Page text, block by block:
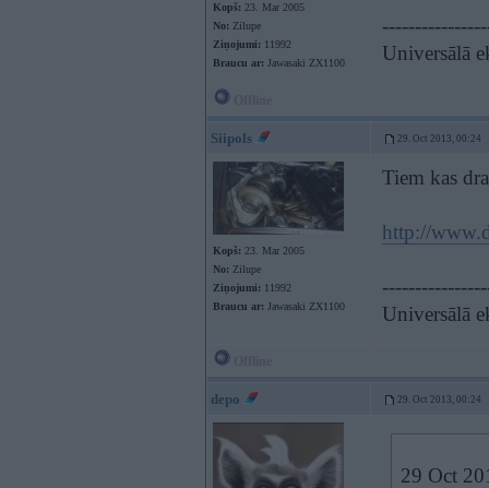
Kopš: 23. Mar 2005
No: Zilupe
Ziņojumi: 11992
Braucu ar: Jawasaki ZX1100
Universālā
Siipols 29. Oct 2013, 00:24
Kopš: 23. Mar 2005
No: Zilupe
Ziņojumi: 11992
Braucu ar: Jawasaki ZX1100
Tiem kas
http://
Universālā
depo 29. Oct 2013, 00:24
29 Oct